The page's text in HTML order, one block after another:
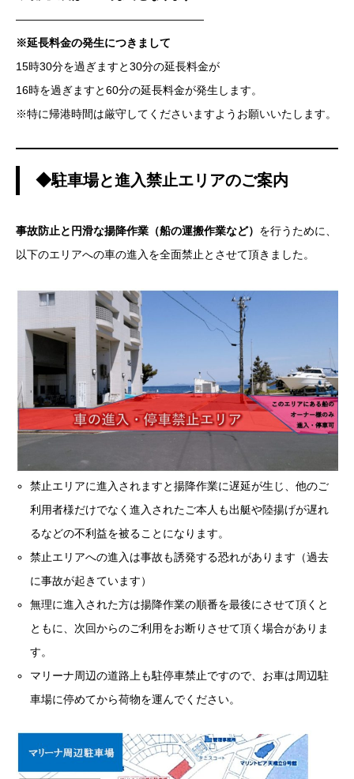
—————————————————
※延長料金の発生につきまして
15時30分を過ぎますと30分の延長料金が
16時を過ぎますと60分の延長料金が発生します。
※特に帰港時間は厳守してくださいますようお願いいたします。
◆駐車場と進入禁止エリアのご案内
事故防止と円滑な揚降作業（船の運搬作業など） を行うために、
以下のエリアへの車の進入を全面禁止とさせて頂きました。
禁止エリアに進入されますと揚降作業に遅延が生じ、他のご
利用者様だけでなく進入されたご本人も出艇や陸揚げが遅れ
るなどの不利益を被ることになります。
禁止エリアへの進入は事故も誘発する恐れがあります（過去
に事故が起きています）
無理に進入された方は揚降作業の順番を最後にさせて頂くと
ともに、次回からのご利用をお断りさせて頂く場合がありま
す。
マリーナ周辺の道路上も駐停車禁止ですので、お車は周辺駐
車場に停めてから荷物を運んでください。